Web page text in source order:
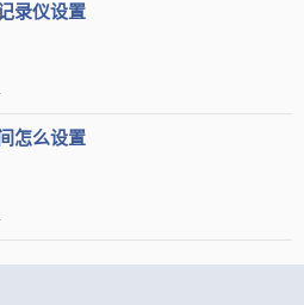
观于细节处彰显品质，号称具有
WiFi连接、不耗流量，还能一
录仪设置
怎么设置